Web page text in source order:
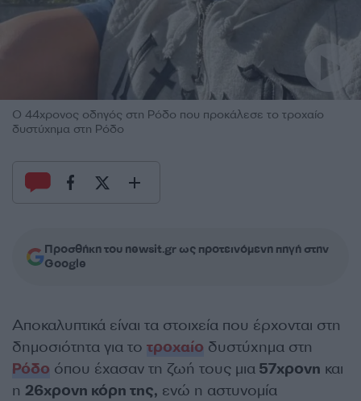
Ο 44χρονος οδηγός στη Ρόδο που προκάλεσε το τροχαίο
δυστύχημα στη Ρόδο
Προσθήκη του newsit.gr ως προτεινόμενη πηγή στην
Google
Αποκαλυπτικά είναι τα στοιχεία που έρχονται στη
δημοσιότητα για το τροχαίο δυστύχημα στη
Ρόδο όπου έχασαν τη ζωή τους μια 57χρονη και
η 26χρονη κόρη της, ενώ η αστυνομία